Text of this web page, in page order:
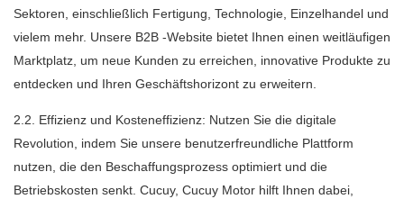
Sektoren, einschließlich Fertigung, Technologie, Einzelhandel und
vielem mehr. Unsere B2B -Website bietet Ihnen einen weitläufigen
Marktplatz, um neue Kunden zu erreichen, innovative Produkte zu
entdecken und Ihren Geschäftshorizont zu erweitern.
2.2. Effizienz und Kosteneffizienz: Nutzen Sie die digitale
Revolution, indem Sie unsere benutzerfreundliche Plattform
nutzen, die den Beschaffungsprozess optimiert und die
Betriebskosten senkt. Cucuy, Cucuy Motor hilft Ihnen dabei,